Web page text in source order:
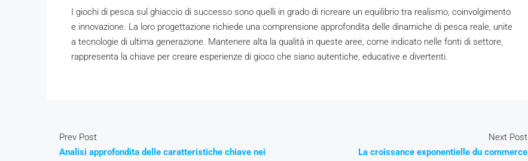
I giochi di pesca sul ghiaccio di successo sono quelli in grado di ricreare un equilibrio tra realismo, coinvolgimento
e innovazione. La loro progettazione richiede una comprensione approfondita delle dinamiche di pesca reale, unite
a tecnologie di ultima generazione. Mantenere alta la qualità in queste aree, come indicato nelle fonti di settore,
rappresenta la chiave per creare esperienze di gioco che siano autentiche, educative e divertenti.
Prev Post
Analisi approfondita delle caratteristiche chiave nei
Next Post
La croissance exponentielle du commerce